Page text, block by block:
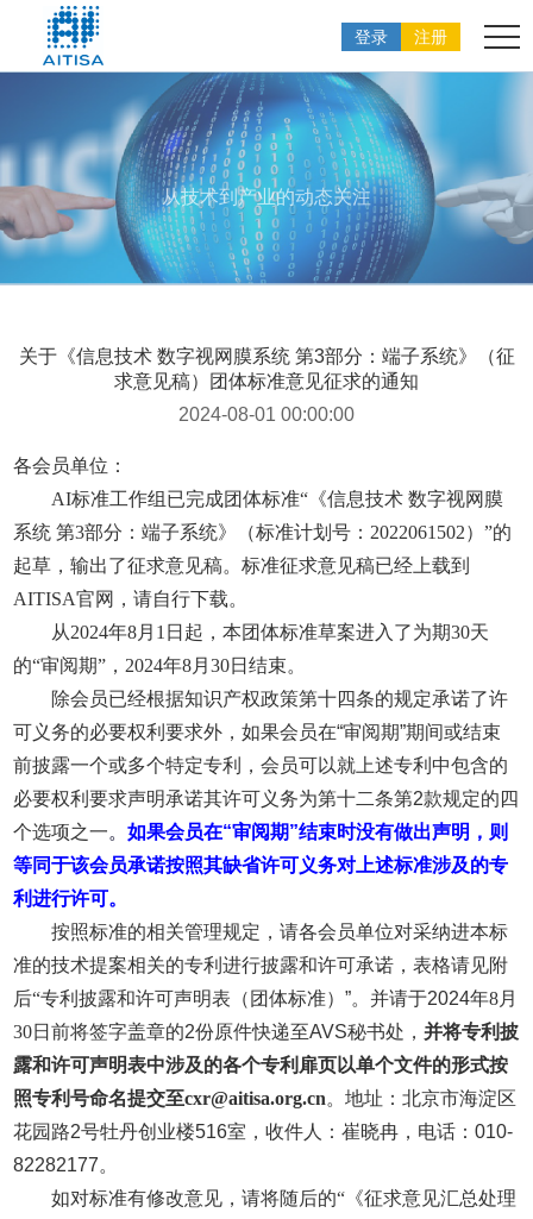
登录 注册
从技术到产业的动态关注
关于《信息技术 数字视网膜系统 第3部分：端子系统》（征
求意见稿）团体标准意见征求的通知
2024-08-01 00:00:00
各会员单位：
AI标准工作组已完成团体标准“《信息技术 数字视网膜
系统 第3部分：端子系统》（标准计划号：2022061502）”的
起草，输出了征求意见稿。标准征求意见稿已经上载到
AITISA官网，请自行下载。
从2024年8月1日起，本团体标准草案进入了为期30天
的“审阅期”，2024年8月30日结束。
除会员已经根据知识产权政策第十四条的规定承诺了许
可义务的必要权利要求外，如果会员在“审阅期”期间或结束
前披露一个或多个特定专利，会员可以就上述专利中包含的
必要权利要求声明承诺其许可义务为第十二条第2款规定的四
个选项之一。如果会员在“审阅期”结束时没有做出声明，则
等同于该会员承诺按照其缺省许可义务对上述标准涉及的专
利进行许可。
按照标准的相关管理规定，请各会员单位对采纳进本标
准的技术提案相关的专利进行披露和许可承诺，表格请见附
后“专利披露和许可声明表（团体标准）”。并请于2024年8月
30日前将签字盖章的2份原件快递至AVS秘书处，并将专利披
露和许可声明表中涉及的各个专利扉页以单个文件的形式按
照专利号命名提交至cxr@aitisa.org.cn。地址：北京市海淀区
花园路2号牡丹创业楼516室，收件人：崔晓冉，电话：010-
82282177。
如对标准有修改意见，请将随后的“《征求意见汇总处理